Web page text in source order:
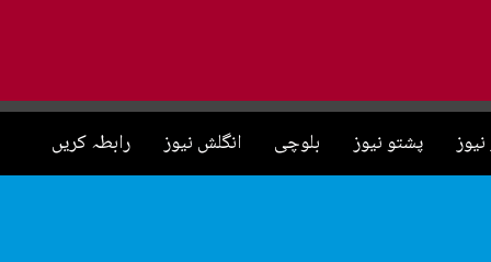
رابطہ کریں انگلش نیوز بلوچی پشتو نیوز